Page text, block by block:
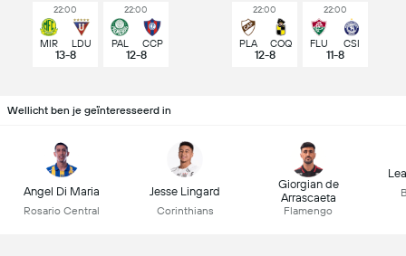
22:00
MIR LDU
13-8
22:00
PAL CCP
12-8
22:00
PLA COQ
12-8
22:00
FLU CSI
11-8
Wellicht ben je geïnteresseerd in
Angel Di Maria
Rosario Central
Jesse Lingard
Corinthians
Giorgian de
Arrascaeta
Flamengo